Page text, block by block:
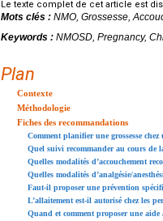
Le texte complet de cet article est
Mots clés : NMO, Grossesse,
Keywords : NMOSD, Pregnancy,
Plan
Contexte
Méthodologie
Fiches des recommandations
Comment planifier une grossesse
Quel suivi recommander au cours de
Quelles modalités d’accouchement
Quelles modalités d’analgésie/
Faut-il proposer une prévention
L’allaitement est-il autorisé chez les
Quand et comment proposer une